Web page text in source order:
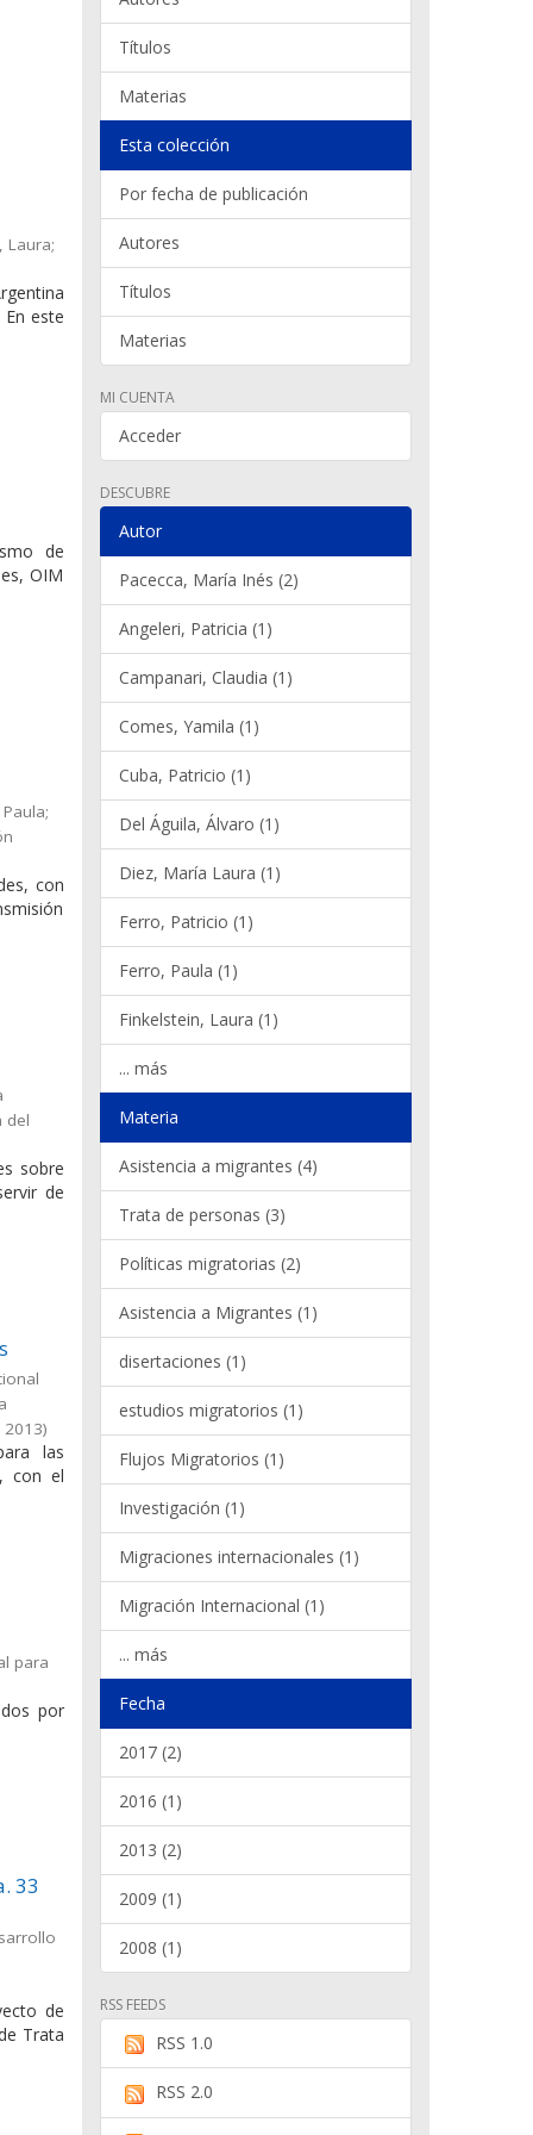
Laura;
este
de
OIM
con
del
sobre
de
2013)
las
con el
para
por
33
de
Trata
Títulos
Materias
Esta colección
Por fecha de publicación
Autores
Títulos
Materias
MI CUENTA
Acceder
DESCUBRE
Autor
Pacecca, María Inés (2)
Angeleri, Patricia (1)
Campanari, Claudia (1)
Comes, Yamila (1)
Cuba, Patricio (1)
Del Águila, Álvaro (1)
Diez, María Laura (1)
Ferro, Patricio (1)
Ferro, Paula (1)
Finkelstein, Laura (1)
... más
Materia
Asistencia a migrantes (4)
Trata de personas (3)
Políticas migratorias (2)
Asistencia a Migrantes (1)
disertaciones (1)
estudios migratorios (1)
Flujos Migratorios (1)
Investigación (1)
Migraciones internacionales (1)
Migración Internacional (1)
... más
Fecha
2017 (2)
2016 (1)
2013 (2)
2009 (1)
2008 (1)
RSS FEEDS
RSS 1.0
RSS 2.0